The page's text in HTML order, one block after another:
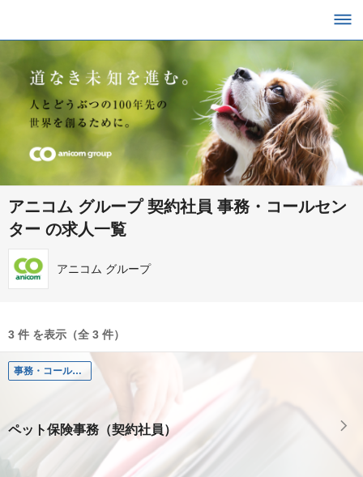
アニコム グループ 契約社員 事務・コールセン
ター の求人一覧
アニコム グループ
3 件 を表示（全 3 件）
事務・コールセンター
ペット保険事務（契約社員）